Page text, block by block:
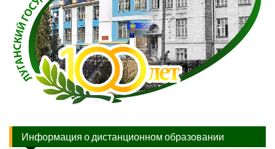
Информация о дистанционном образовании